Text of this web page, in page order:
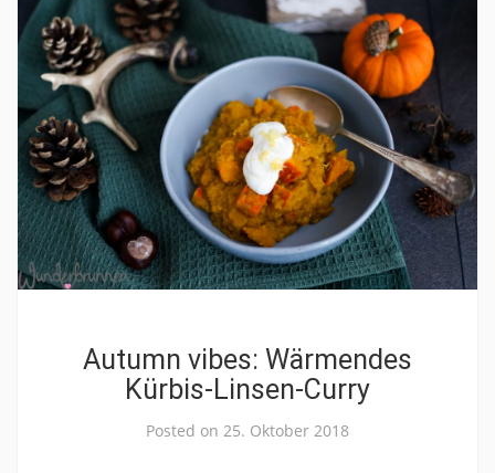
Autumn vibes: Wärmendes
Kürbis-Linsen-Curry
Posted on 25. Oktober 2018